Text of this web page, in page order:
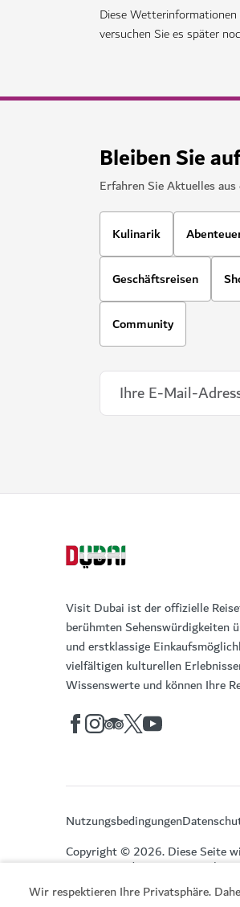
Wir respektieren Ihre Privatsphäre.
Diese
versuchen Sie es später
Bleiben Sie
Erfahren Sie Aktuelles
Kulinarik
Geschäftsreisen
Community
Visit Dubai ist der offizielle
berühmten Sehenswürdigkeiten
und erstklassige
vielfältigen kulturellen
Wissenswerte und können Ihre
Nutzungsbedingungen
Copyright © 2026. Diese Seite
Economy and Tourism verwaltet.